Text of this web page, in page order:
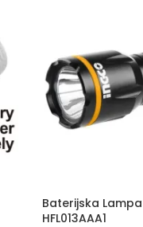
Baterijska
HFL013AAA1